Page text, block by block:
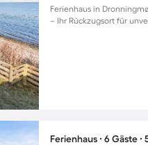
Ferienhaus in
– Ihr Rückzugsort für
Ferienhaus ∙ 6 Gäste